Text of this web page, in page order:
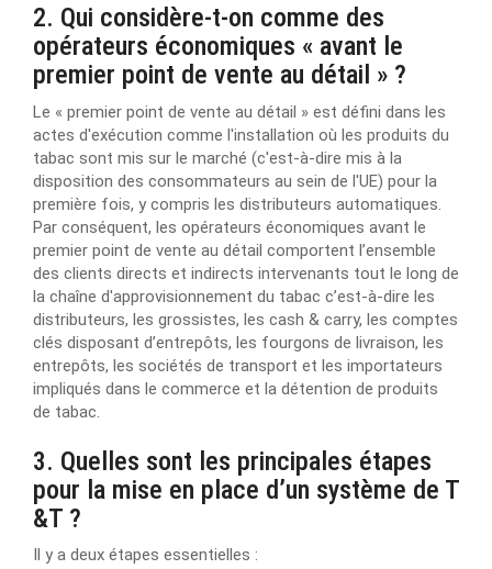
2. Qui considère-t-on comme des
opérateurs économiques « avant le
premier point de vente au détail » ?
Le « premier point de vente au détail » est défini dans les
actes d'exécution comme l'installation où les produits du
tabac sont mis sur le marché (c'est-à-dire mis à la
disposition des consommateurs au sein de l'UE) pour la
première fois, y compris les distributeurs automatiques.
Par conséquent, les opérateurs économiques avant le
premier point de vente au détail comportent l’ensemble
des clients directs et indirects intervenants tout le long de
la chaîne d'approvisionnement du tabac c’est-à-dire les
distributeurs, les grossistes, les cash & carry, les comptes
clés disposant d’entrepôts, les fourgons de livraison, les
entrepôts, les sociétés de transport et les importateurs
impliqués dans le commerce et la détention de produits
de tabac.
3. Quelles sont les principales étapes
pour la mise en place d’un système de T
&T ?
Il y a deux étapes essentielles :